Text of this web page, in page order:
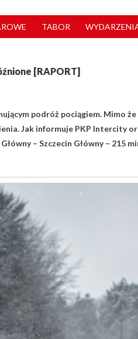
TABOR
[RAPORT]
podróż pociągiem. Mimo
Jak informuje PKP Intercity
– Szczecin Główny – 215